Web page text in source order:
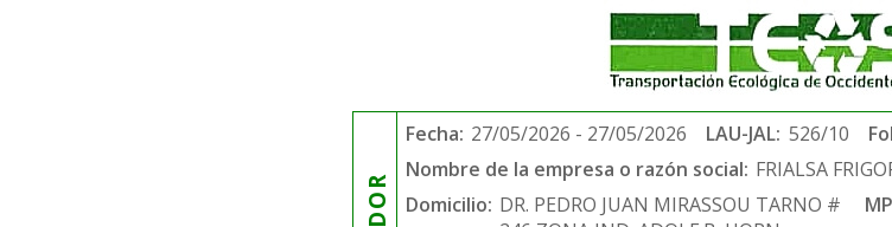
Fecha: 27/05/2026 - 27/05/2026 LAU-JAL: 526/10
Nombre de la empresa o razón social: FRIALSA
Domicilio: DR. PEDRO JUAN MIRASSOU TARNO #